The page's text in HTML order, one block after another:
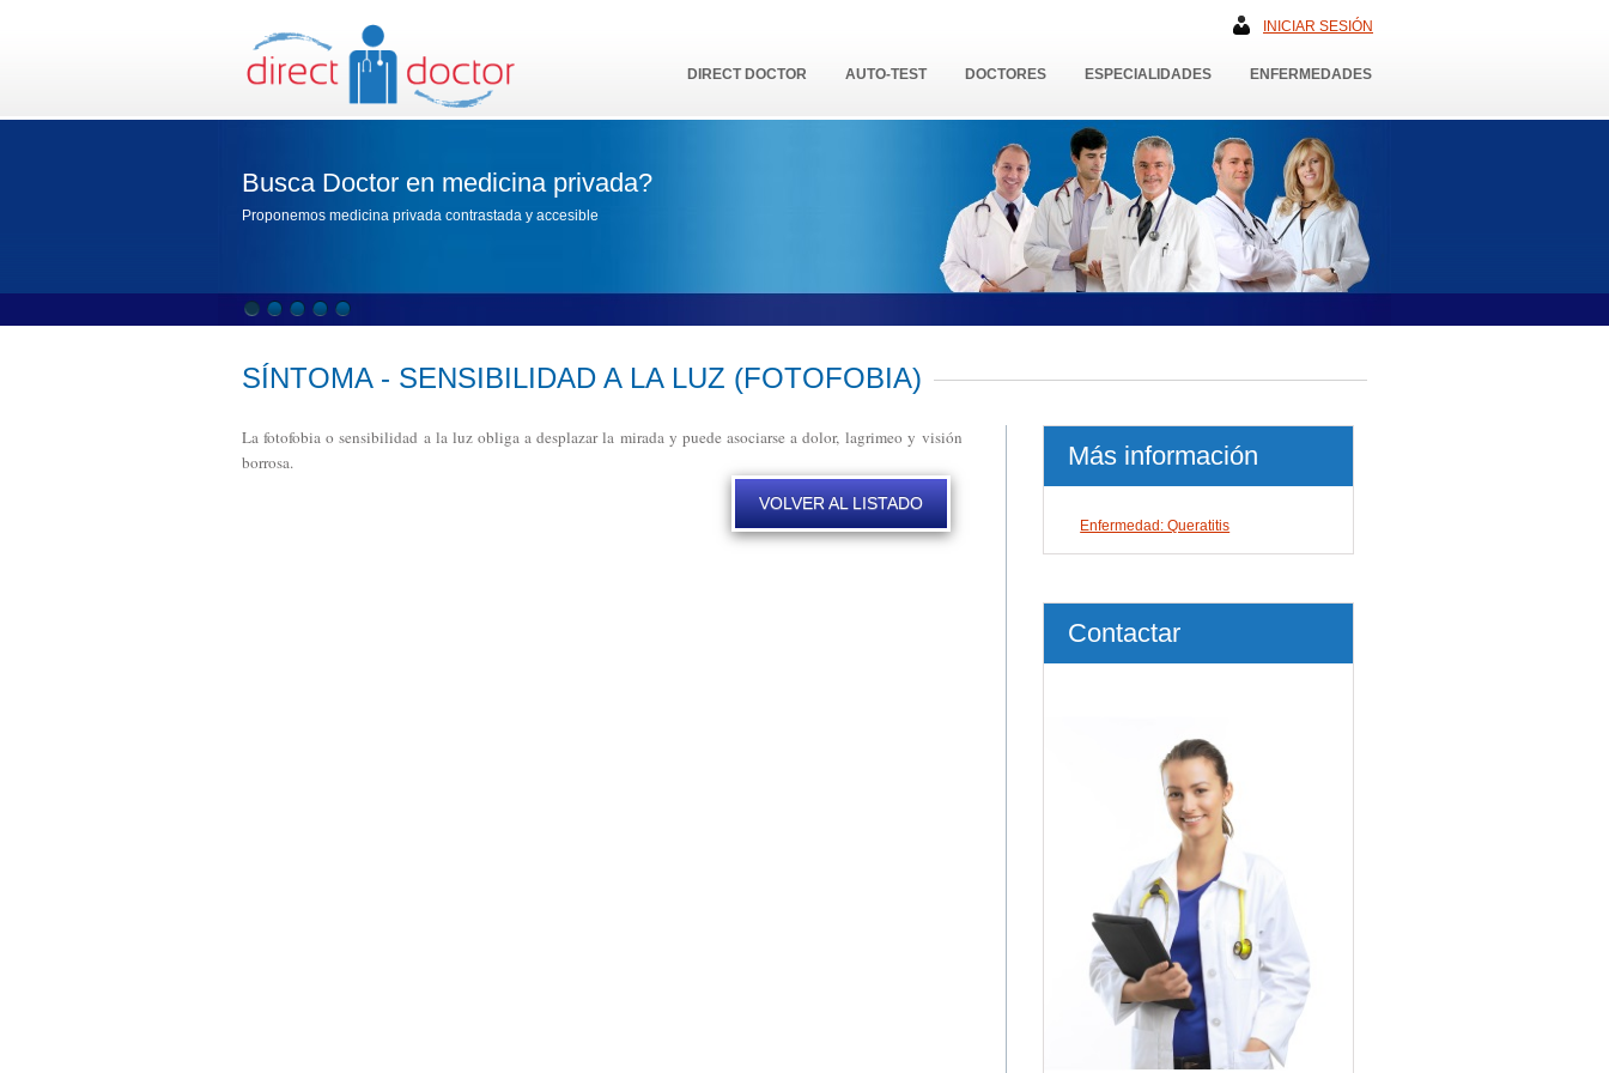
INICIAR SESIÓN
DIRECT DOCTOR AUTO-TEST DOCTORES ESPECIALIDADES ENFERMEDADES
Busca Doctor en medicina privada?
Proponemos medicina privada contrastada y accesible
SÍNTOMA - SENSIBILIDAD A LA LUZ (FOTOFOBIA)
La fotofobia o sensibilidad a la luz obliga a desplazar la mirada y puede asociarse a dolor, lagrimeo y visión
borrosa.
VOLVER AL LISTADO
Más información
Enfermedad: Queratitis
Contactar